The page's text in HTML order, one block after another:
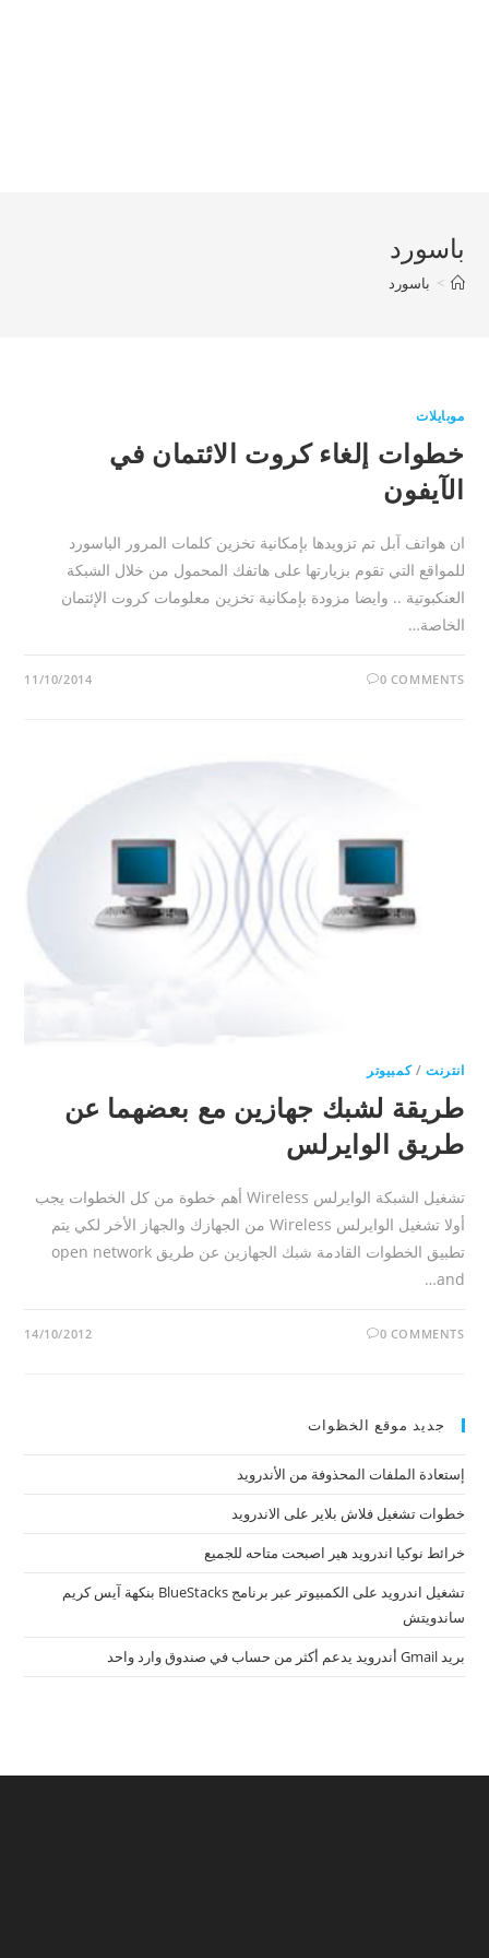
باسورد
> باسورد
موبايلات
خطوات إلغاء كروت الائتمان في
الآيفون
ان هواتف آبل تم تزويدها بإمكانية تخزين كلمات المرور الباسورد
للمواقع التي تقوم بزيارتها على هاتفك المحمول من خلال الشبكة
العنكبوتية .. وايضا مزودة بإمكانية تخزين معلومات كروت الإئتمان
الخاصة…
0 COMMENTS
11/10/2014
انترنت /كمبيوتر
طريقة لشبك جهازين مع بعضهما عن
طريق الوايرلس
تشغيل الشبكة الوايرلس Wireless أهم خطوة من كل الخطوات يجب
أولا تشغيل الوايرلس Wireless من الجهازك والجهاز الأخر لكي يتم
تطبيق الخطوات القادمة شبك الجهازين عن طريق open network
and…
0 COMMENTS
14/10/2012
جديد موقع الخظوات
إستعادة الملفات المحذوفة من الأندرويد
خطوات تشغيل فلاش بلاير على الاندرويد
خرائط نوكيا اندرويد هير اصبحت متاحه للجميع
تشغيل اندرويد على الكمبيوتر عبر برنامج BlueStacks بنكهة آيس كريم
ساندويتش
بريد Gmail أندرويد يدعم أكثر من حساب في صندوق وارد واحد